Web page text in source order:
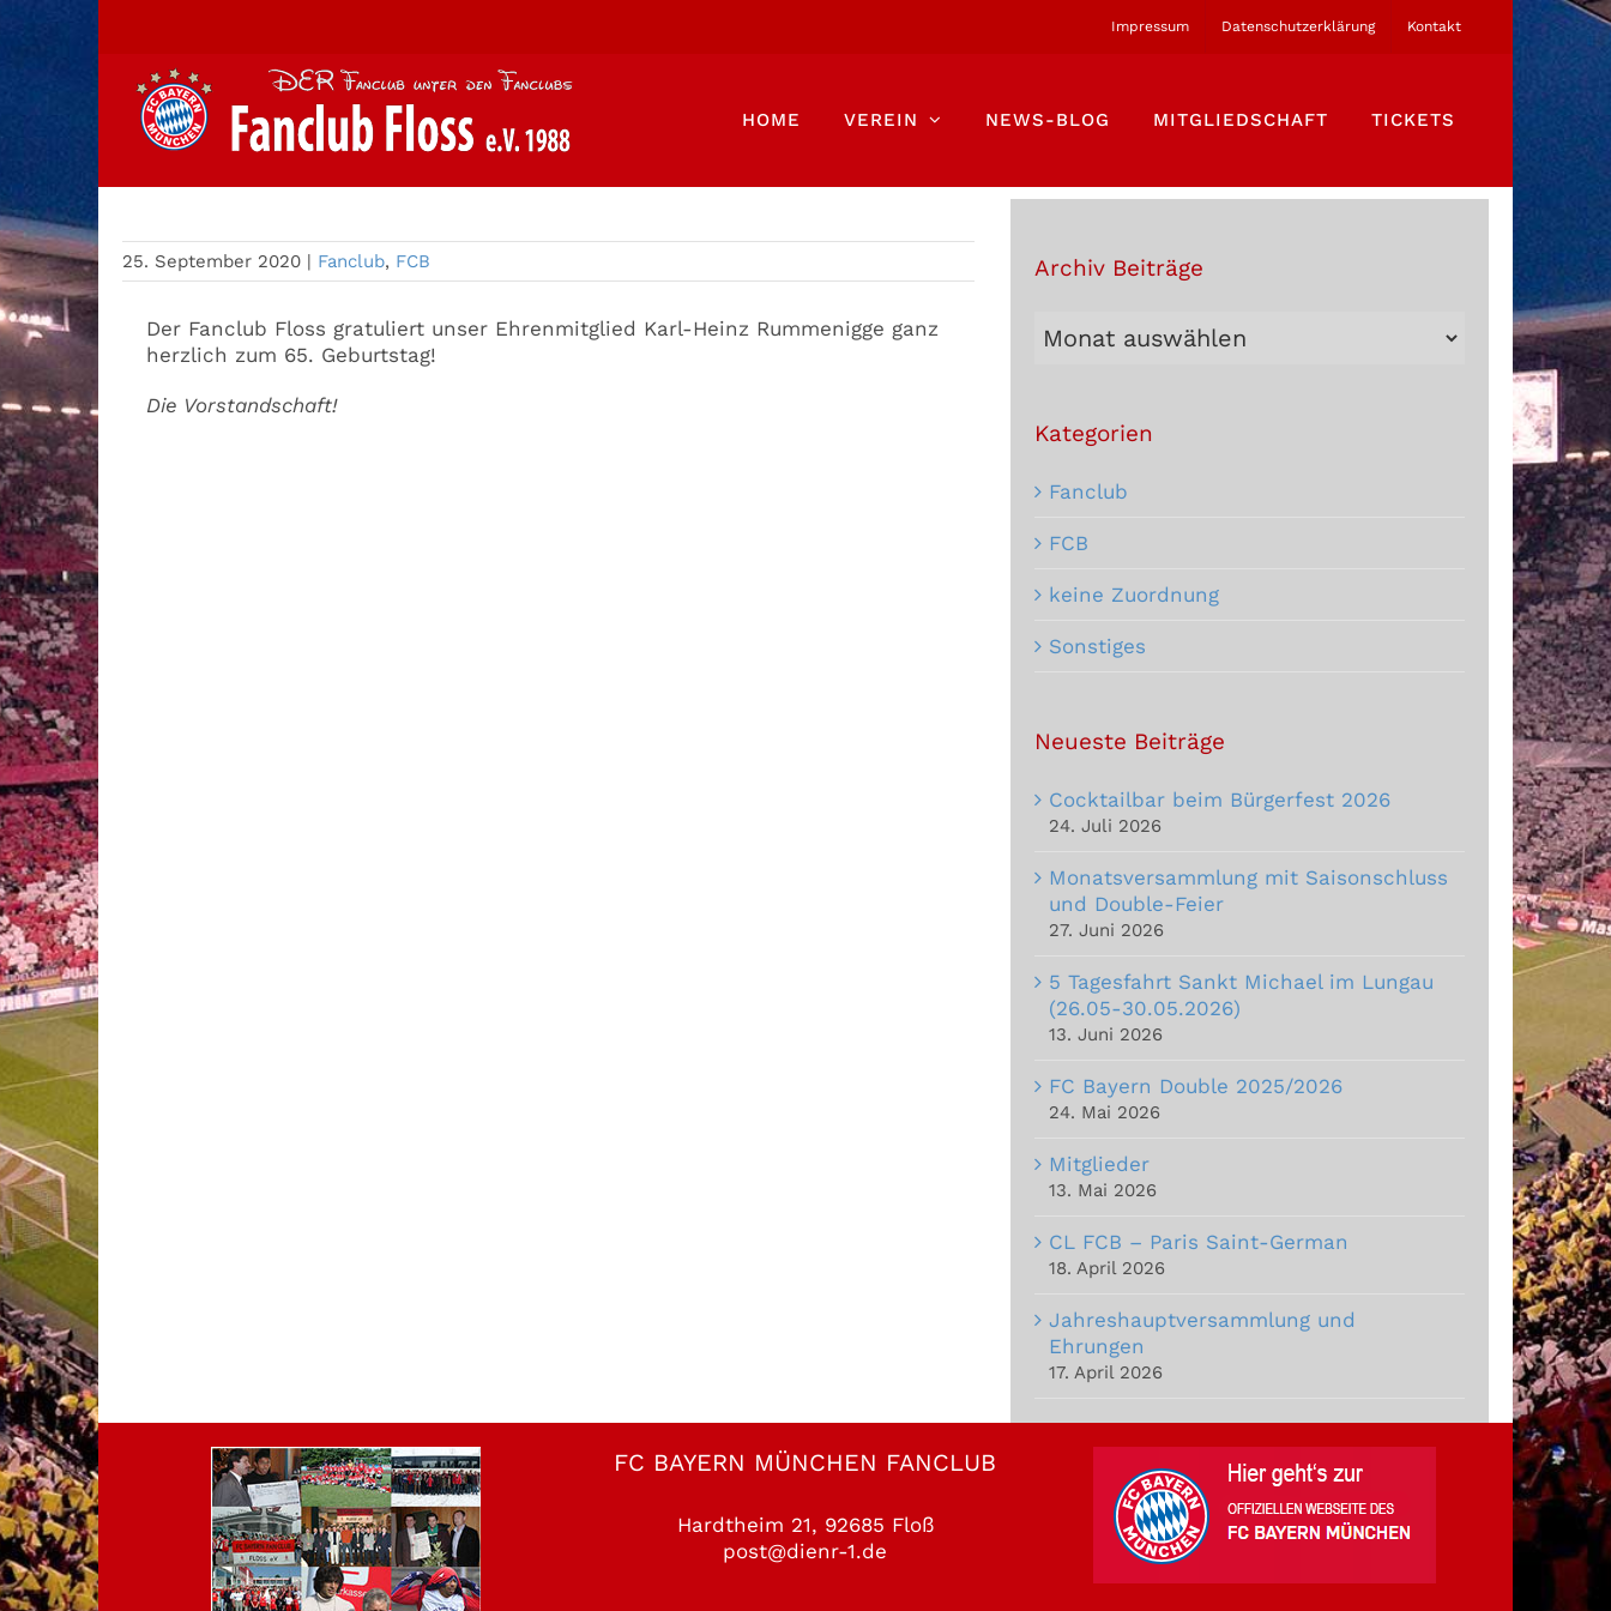
Impressum Datenschutzerklärung Kontakt
HOME VEREIN NEWS-BLOG MITGLIEDSCHAFT TICKETS
25. September 2020 | Fanclub, FCB
Der Fanclub Floss gratuliert unser Ehrenmitglied Karl-Heinz Rummenigge ganz
herzlich zum 65. Geburtstag!
Die Vorstandschaft!
Archiv Beiträge
Archiv
Beiträge
Kategorien
Fanclub
FCB
keine Zuordnung
Sonstiges
Neueste Beiträge
Cocktailbar beim Bürgerfest 2026
24. Juli 2026
Monatsversammlung mit Saisonschluss
und Double-Feier
27. Juni 2026
5 Tagesfahrt Sankt Michael im Lungau
(26.05-30.05.2026)
13. Juni 2026
FC Bayern Double 2025/2026
24. Mai 2026
Mitglieder
13. Mai 2026
CL FCB – Paris Saint-German
18. April 2026
Jahreshauptversammlung und
Ehrungen
17. April 2026
FC BAYERN MÜNCHEN FANCLUB
Hardtheim 21, 92685 Floß
post@dienr-1.de